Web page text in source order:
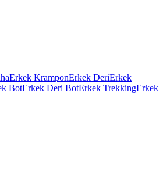
Erkek KramponErkek DeriErkek
BotErkek Deri BotErkek TrekkingErkek